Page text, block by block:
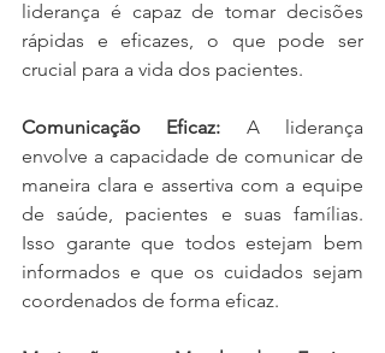
liderança é capaz de tomar decisões
rápidas e eficazes, o que pode ser
crucial para a vida dos pacientes.
Comunicação Eficaz: A liderança
envolve a capacidade de comunicar de
maneira clara e assertiva com a equipe
de saúde, pacientes e suas famílias.
Isso garante que todos estejam bem
informados e que os cuidados sejam
coordenados de forma eficaz.